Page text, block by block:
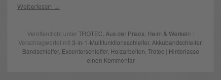
Weiterlesen
Veröffentlicht unterTROTEC Aus der Praxis Heim & Werkeln |
Verschlagwortet mit 3-in-1-Multifunktionsschleifer, Akkubandschleifer,
Bandschleifer, Excenterschleifer, Holzarbeiten Trotec| Hinterlasse
einen Kommentar